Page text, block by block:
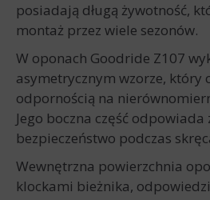
posiadają długą żywotność,
montaż przez wiele sezonów.
W oponach Goodride Z107
asymetrycznym wzorze, który
odpornością na
Jego boczna część
bezpieczeństwo podczas
Wewnętrzna powierzchnia
klockami bieżnika,